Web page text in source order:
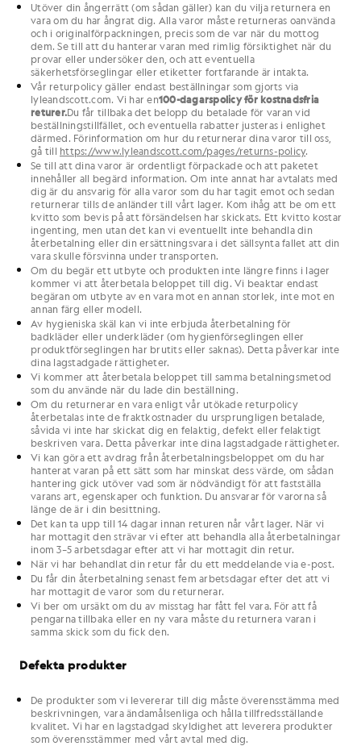
Utöver din ångerrätt (om sådan gäller) kan du vilja returnera en
vara om du har ångrat dig. Alla varor måste returneras oanvända
och i originalförpackningen, precis som de var när du mottog
dem. Se till att du hanterar varan med rimlig försiktighet när du
provar eller undersöker den, och att eventuella
säkerhetsförseglingar eller etiketter fortfarande är intakta.
Vår returpolicy gäller endast beställningar som gjorts via
lyleandscott.com. Vi har en100-dagarspolicy för kostnadsfria
returer.Du får tillbaka det belopp du betalade för varan vid
beställningstillfället, och eventuella rabatter justeras i enlighet
därmed. Förinformation om hur du returnerar dina varor till oss,
gå till https://www.lyleandscott.com/pages/returns-policy.
Se till att dina varor är ordentligt förpackade och att paketet
innehåller all begärd information. Om inte annat har avtalats med
dig är du ansvarig för alla varor som du har tagit emot och sedan
returnerar tills de anländer till vårt lager. Kom ihåg att be om ett
kvitto som bevis på att försändelsen har skickats. Ett kvitto kostar
ingenting, men utan det kan vi eventuellt inte behandla din
återbetalning eller din ersättningsvara i det sällsynta fallet att din
vara skulle försvinna under transporten.
Om du begär ett utbyte och produkten inte längre finns i lager
kommer vi att återbetala beloppet till dig. Vi beaktar endast
begäran om utbyte av en vara mot en annan storlek, inte mot en
annan färg eller modell.
Av hygieniska skäl kan vi inte erbjuda återbetalning för
badkläder eller underkläder (om hygienförseglingen eller
produktförseglingen har brutits eller saknas). Detta påverkar inte
dina lagstadgade rättigheter.
Vi kommer att återbetala beloppet till samma betalningsmetod
som du använde när du lade din beställning.
Om du returnerar en vara enligt vår utökade returpolicy
återbetalas inte de fraktkostnader du ursprungligen betalade,
såvida vi inte har skickat dig en felaktig, defekt eller felaktigt
beskriven vara. Detta påverkar inte dina lagstadgade rättigheter.
Vi kan göra ett avdrag från återbetalningsbeloppet om du har
hanterat varan på ett sätt som har minskat dess värde, om sådan
hantering gick utöver vad som är nödvändigt för att fastställa
varans art, egenskaper och funktion. Du ansvarar för varorna så
länge de är i din besittning.
Det kan ta upp till 14 dagar innan returen når vårt lager. När vi
har mottagit den strävar vi efter att behandla alla återbetalningar
inom 3–5 arbetsdagar efter att vi har mottagit din retur.
När vi har behandlat din retur får du ett meddelande via e-post.
Du får din återbetalning senast fem arbetsdagar efter det att vi
har mottagit de varor som du returnerar.
Vi ber om ursäkt om du av misstag har fått fel vara. För att få
pengarna tillbaka eller en ny vara måste du returnera varan i
samma skick som du fick den.
Defekta produkter
De produkter som vi levererar till dig måste överensstämma med
beskrivningen, vara ändamålsenliga och hålla tillfredsställande
kvalitet. Vi har en lagstadgad skyldighet att leverera produkter
som överensstämmer med vårt avtal med dig.